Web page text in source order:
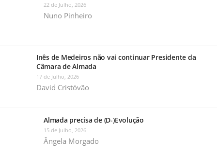
22 de Julho, 2026
Nuno Pinheiro
Inês de Medeiros não vai continuar Presidente da
Câmara de Almada
17 de Julho, 2026
David Cristóvão
Almada precisa de (D-)Evolução
15 de Julho, 2026
Ângela Morgado